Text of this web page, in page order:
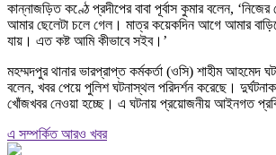
কান্নাজড়িত কণ্ঠে প্রদীপের বাবা পূর্বাস কুমার বলেন, ‘নিজের
আমার ছেলেটা চলে গেল। মাত্র কয়েকদিন আগে আমার
যায়। এত কষ্ট আমি কীভাবে সইব।’
মহম্মদপুর থানার ভারপ্রাপ্ত কর্মকর্তা (ওসি) শাহীম আহমেদ
বলেন, খবর পেয়ে পুলিশ ঘটনাস্থল পরিদর্শন করেছে।
খোঁজখবর নেওয়া হচ্ছে। এ ঘটনায় প্রয়োজনীয় আইনগত
এ সম্পর্কিত আরও খবর